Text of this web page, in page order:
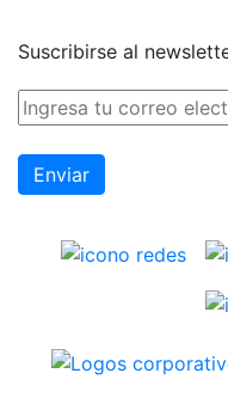
Suscribirse al